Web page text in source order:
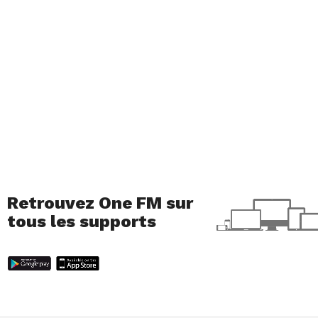
Retrouvez One FM sur
tous les supports